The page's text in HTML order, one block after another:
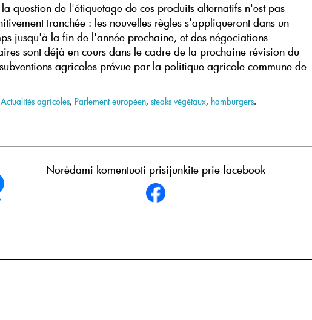
question de l'étiquetage de ces produits alternatifs n'est pas
tranchée : les nouvelles règles s'appliqueront dans un
jusqu'à la fin de l'année prochaine, et des négociations
sont déjà en cours dans le cadre de la prochaine révision du
agricoles prévue par la politique agricole commune de
Actualités agricoles, Parlement européen, steaks végétaux, hamburgers.
Norėdami komentuoti prisijunkite prie facebook